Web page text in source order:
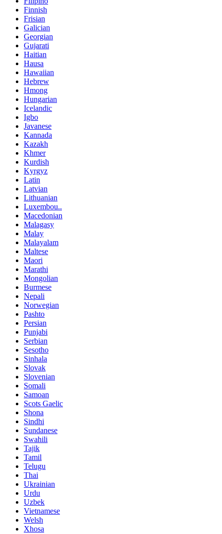
Finnish
Frisian
Galician
Georgian
Gujarati
Haitian
Hausa
Hawaiian
Hebrew
Hmong
Hungarian
Icelandic
Igbo
Javanese
Kannada
Kazakh
Khmer
Kurdish
Kyrgyz
Latin
Latvian
Lithuanian
Luxembou..
Macedonian
Malagasy
Malay
Malayalam
Maltese
Maori
Marathi
Mongolian
Burmese
Nepali
Norwegian
Pashto
Persian
Punjabi
Serbian
Sesotho
Sinhala
Slovak
Slovenian
Somali
Samoan
Scots Gaelic
Shona
Sindhi
Sundanese
Swahili
Tajik
Tamil
Telugu
Thai
Ukrainian
Urdu
Uzbek
Vietnamese
Welsh
Xhosa